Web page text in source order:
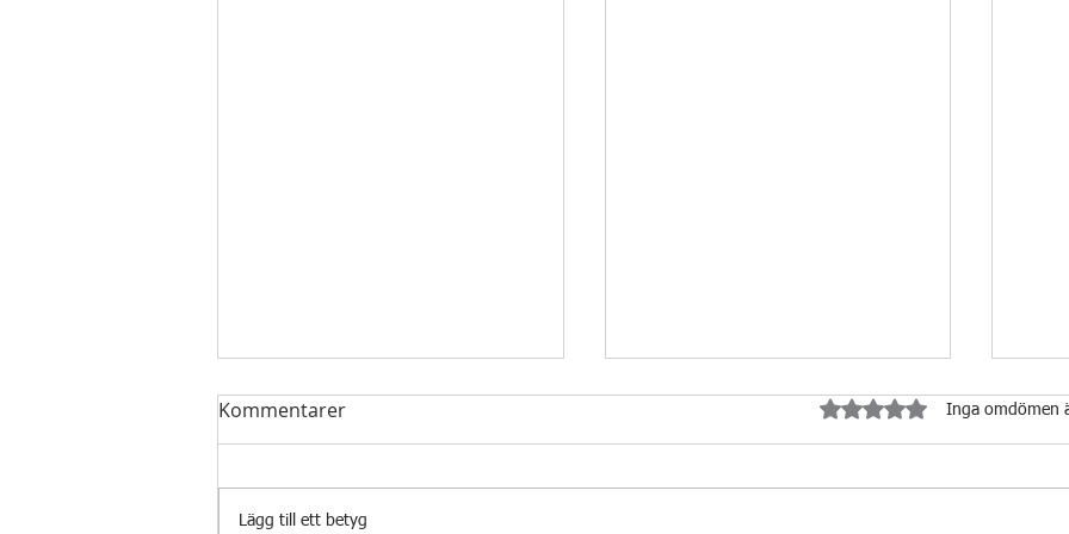
Kommentarer Betygsatt till 0 av 5 stjärnor.
Inga omdömen
Lägg till ett betyg